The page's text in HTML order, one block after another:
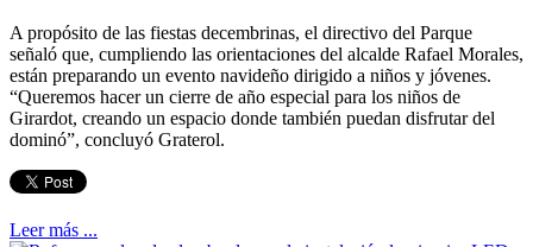
A propósito de las fiestas decembrinas, el directivo del Parque
señaló que, cumpliendo las orientaciones del alcalde Rafael Morales,
están preparando un evento navideño dirigido a niños y jóvenes.
“Queremos hacer un cierre de año especial para los niños de
Girardot, creando un espacio donde también puedan disfrutar del
dominó”, concluyó Graterol.
Leer más ...